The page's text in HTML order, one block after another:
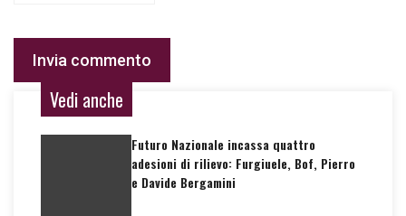
Vedi anche
Futuro Nazionale incassa quattro
adesioni di rilievo: Furgiuele, Bof, Pierro
e Davide Bergamini